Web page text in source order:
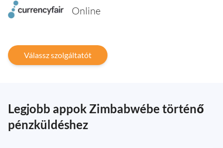
Online
Válassz szolgáltatót
Legjobb appok Zimbabwébe történő
pénzküldéshez